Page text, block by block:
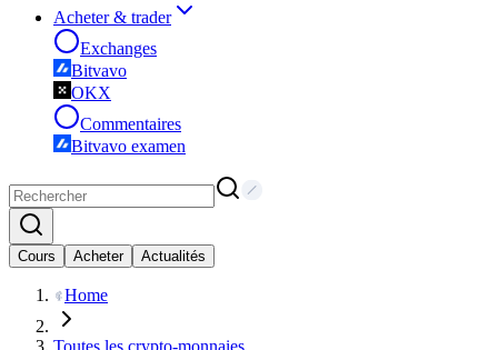
Acheter & trader
Exchanges
Bitvavo
OKX
Commentaires
Bitvavo examen
Cours Acheter Actualités
Home
Toutes les crypto-monnaies